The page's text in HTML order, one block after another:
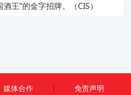
王”的金字招牌。（CIS）
媒体合作 免责声明